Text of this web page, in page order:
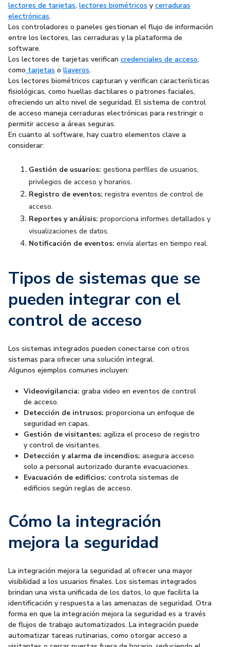
lectores de tarjetas, lectores biométricos y cerraduras
electrónicas.
Los controladores o paneles gestionan el flujo de información
entre los lectores, las cerraduras y la plataforma de
software.
Los lectores de tarjetas verifican credenciales de acceso,
como tarjetas o llaveros.
Los lectores biométricos capturan y verifican características
fisiológicas, como huellas dactilares o patrones faciales,
ofreciendo un alto nivel de seguridad. El sistema de control
de acceso maneja cerraduras electrónicas para restringir o
permitir acceso a áreas seguras.
En cuanto al software, hay cuatro elementos clave a
considerar:
Gestión de usuarios: gestiona perfiles de usuarios,
privilegios de acceso y horarios.
Registro de eventos: registra eventos de control de
acceso.
Reportes y análisis: proporciona informes detallados y
visualizaciones de datos.
Notificación de eventos: envía alertas en tiempo real.
Tipos de sistemas que se
pueden integrar con el
control de acceso
Los sistemas integrados pueden conectarse con otros
sistemas para ofrecer una solución integral.
Algunos ejemplos comunes incluyen:
Videovigilancia: graba video en eventos de control
de acceso.
Detección de intrusos: proporciona un enfoque de
seguridad en capas.
Gestión de visitantes: agiliza el proceso de registro
y control de visitantes.
Detección y alarma de incendios: asegura acceso
solo a personal autorizado durante evacuaciones.
Evacuación de edificios: controla sistemas de
edificios según reglas de acceso.
Cómo la integración
mejora la seguridad
La integración mejora la seguridad al ofrecer una mayor
visibilidad a los usuarios finales. Los sistemas integrados
brindan una vista unificada de los datos, lo que facilita la
identificación y respuesta a las amenazas de seguridad. Otra
forma en que la integración mejora la seguridad es a través
de flujos de trabajo automatizados. La integración puede
automatizar tareas rutinarias, como otorgar acceso a